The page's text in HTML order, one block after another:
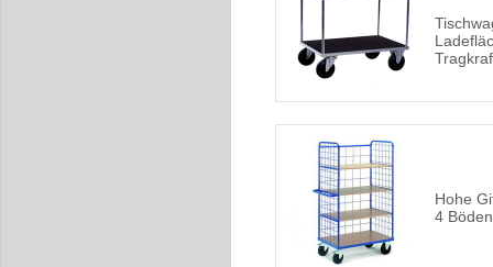
Hohe
4